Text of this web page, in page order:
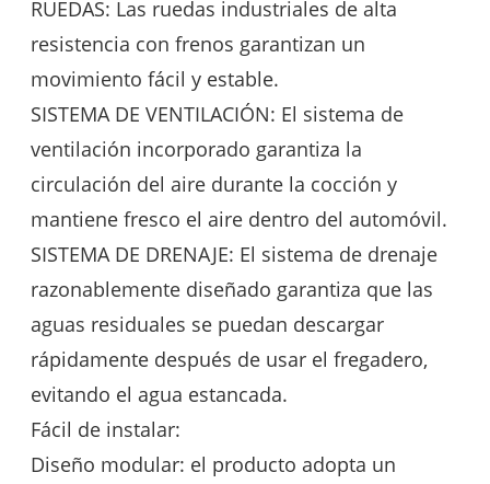
RUEDAS: Las ruedas industriales de alta
resistencia con frenos garantizan un
movimiento fácil y estable.
SISTEMA DE VENTILACIÓN: El sistema de
ventilación incorporado garantiza la
circulación del aire durante la cocción y
mantiene fresco el aire dentro del automóvil.
SISTEMA DE DRENAJE: El sistema de drenaje
razonablemente diseñado garantiza que las
aguas residuales se puedan descargar
rápidamente después de usar el fregadero,
evitando el agua estancada.
Fácil de instalar:
Diseño modular: el producto adopta un